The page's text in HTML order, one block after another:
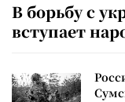
В борьбу с
вступает